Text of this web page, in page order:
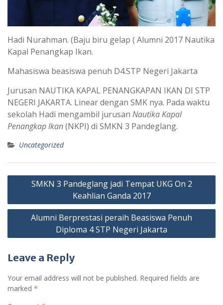
Hadi Nurahman. (Baju biru gelap ( Alumni 2017 Nautika
Kapal Penangkap Ikan.
Mahasiswa beasiswa penuh D4.STP Negeri Jakarta
Jurusan NAUTIKA KAPAL PENANGKAPAN IKAN DI STP
NEGERI JAKARTA. Linear dengan SMK nya. Pada waktu
sekolah Hadi mengambil jurusan Nautika Kapal
Penangkap Ikan(NKPI) di SMKN 3 Pandeglang.
Uncategorized
Post
SMKN 3 Pandeglang jadi Tempat UKG On 2
Keahlian Ganda 2017
Alumni Berprestasi peraih Beasiswa Penuh
Diploma 4 STP Negeri Jakarta
Leave a Reply
Your email address will not be published. Required fields are
marked *